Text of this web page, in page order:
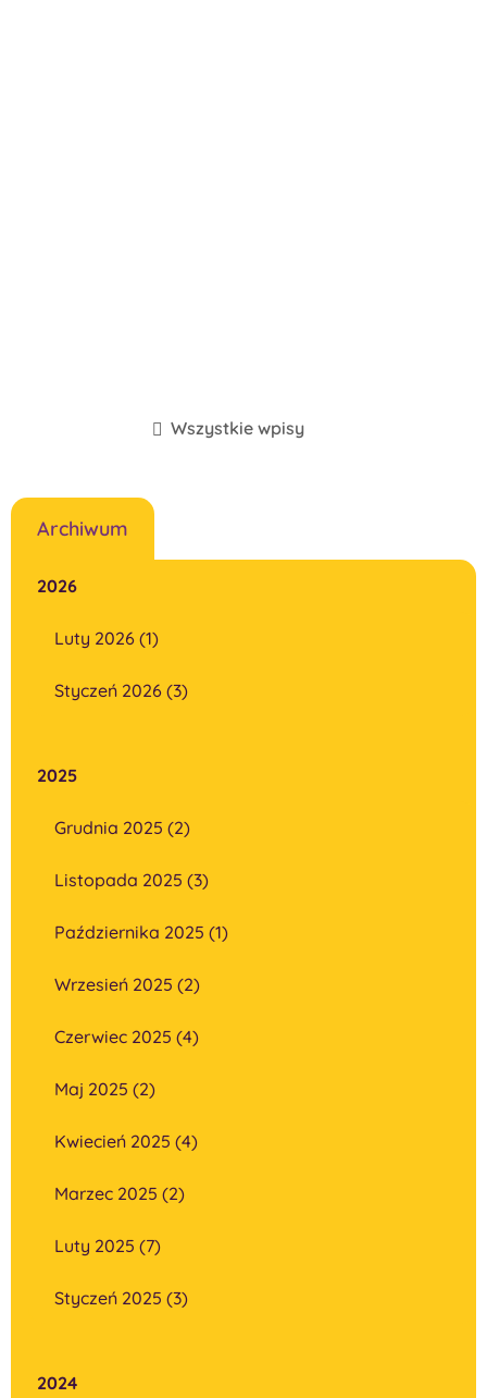
Wszystkie wpisy
Archiwum
2026
Luty 2026 (1)
Styczeń 2026 (3)
2025
Grudnia 2025 (2)
Listopada 2025 (3)
Października 2025 (1)
Wrzesień 2025 (2)
Czerwiec 2025 (4)
Maj 2025 (2)
Kwiecień 2025 (4)
Marzec 2025 (2)
Luty 2025 (7)
Styczeń 2025 (3)
2024